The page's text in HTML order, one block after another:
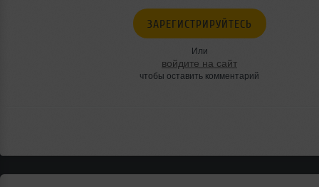
ЗАРЕГИСТРИРУЙТЕСЬ
Или
войдите на сайт
чтобы оставить комментарий